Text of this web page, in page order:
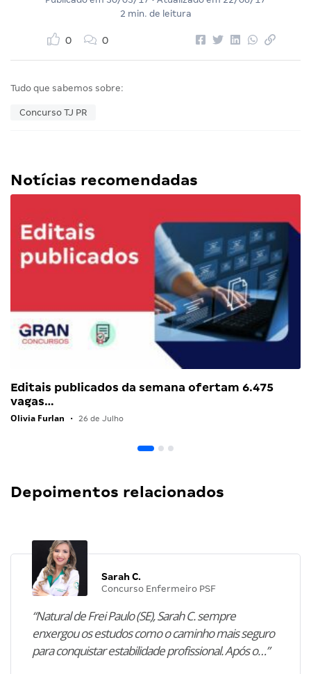
2 min. de leitura
0 0
Tudo que sabemos sobre:
Concurso TJ PR
Notícias recomendadas
Editais publicados da semana ofertam 6.475
vagas…
Olivia Furlan • 26 de Julho
Depoimentos relacionados
Sarah C.
Concurso Enfermeiro PSF
“Natural de Frei Paulo (SE), Sarah C. sempre
enxergou os estudos como o caminho mais seguro
para conquistar estabilidade profissional. Após o…”